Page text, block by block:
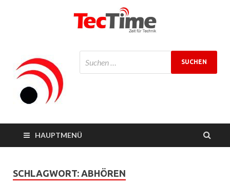
TecTime
HAUPTMENÜ
SCHLAGWORT: ABHÖREN